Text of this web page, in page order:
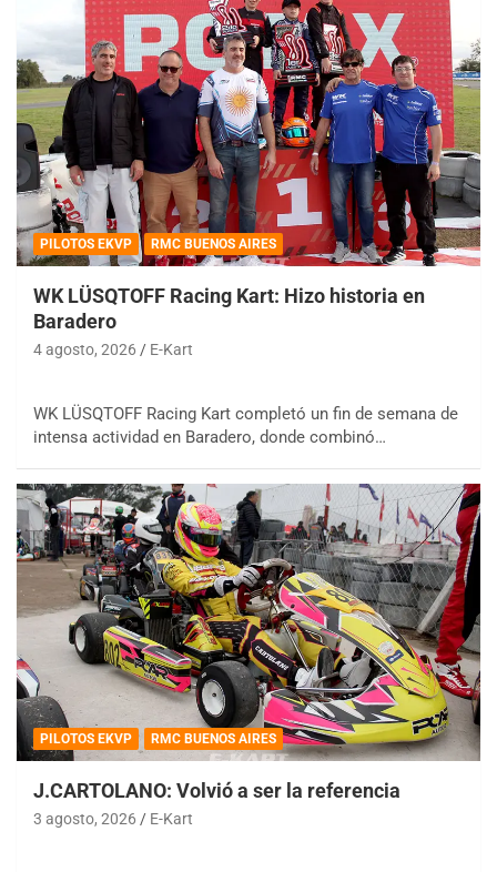
PILOTOS EKVP RMC BUENOS AIRES
WK LÜSQTOFF Racing Kart: Hizo historia en
Baradero
4 agosto, 2026 E-Kart
WK LÜSQTOFF Racing Kart completó un fin de semana de
intensa actividad en Baradero, donde combinó…
PILOTOS EKVP RMC BUENOS AIRES
J.CARTOLANO: Volvió a ser la referencia
3 agosto, 2026 E-Kart